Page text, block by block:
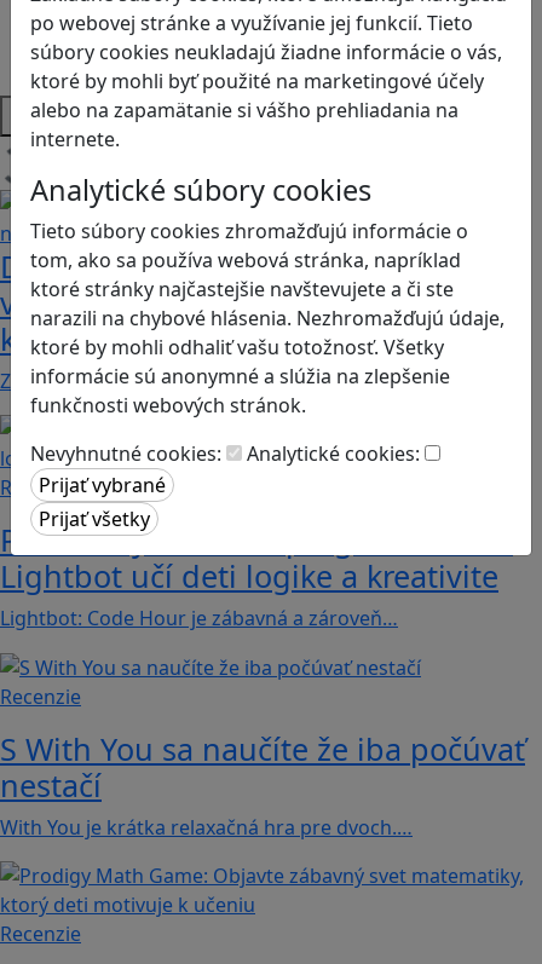
po webovej stránke a využívanie jej funkcií. Tieto
súbory cookies neukladajú žiadne informácie o vás,
ktoré by mohli byť použité na marketingové účely
alebo na zapamätanie si vášho prehliadania na
internete.
Analytické súbory cookies
Tieto súbory cookies zhromažďujú informácie o
tom, ako sa používa webová stránka, napríklad
ktoré stránky najčastejšie navštevujete a či ste
narazili na chybové hlásenia. Nezhromažďujú údaje,
ktoré by mohli odhaliť vašu totožnosť. Všetky
informácie sú anonymné a slúžia na zlepšenie
funkčnosti webových stránok.
Nevyhnutné cookies:
Analytické cookies:
Strategické myslenie
Zdravie a pohyb
Platformy
Načítam blogy
Dobrodružstvá Mimi a Lízy vo
videohre? Dvojica neoddeliteľných
kamarátok už aj ako herné postavy
Značku Mimi a Líza by sme mohli označiť priam za…
Recenzie
Prvé kroky do sveta programovania:
Lightbot učí deti logike a kreativite
Lightbot: Code Hour je zábavná a zároveň…
Recenzie
S With You sa naučíte že iba počúvať
nestačí
With You je krátka relaxačná hra pre dvoch.…
Recenzie